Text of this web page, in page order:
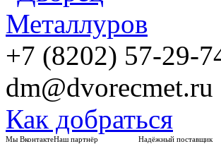
+7 (8202) 57-29-
dm@dvorecmet.ru
Как добраться
Мы ВконтактеНаш партнёр Надёжный поставщик